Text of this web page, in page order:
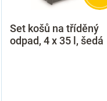
Set košů na tříděný
odpad, 4 x 35 l, šedá